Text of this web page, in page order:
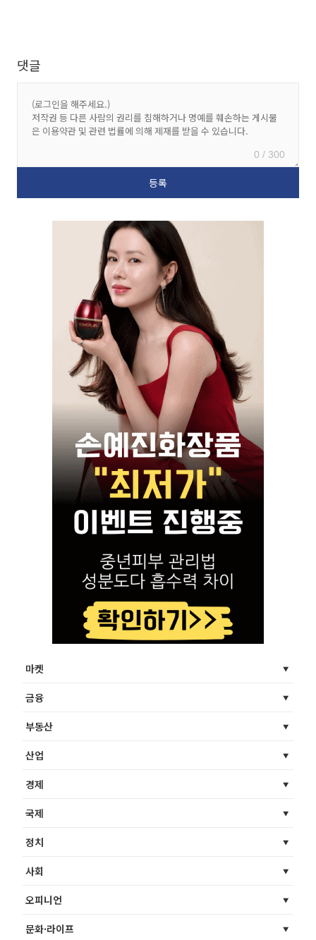
댓글
0 / 300
마켓
금융
부동산
산업
경제
국제
정치
사회
오피니언
문화·라이프